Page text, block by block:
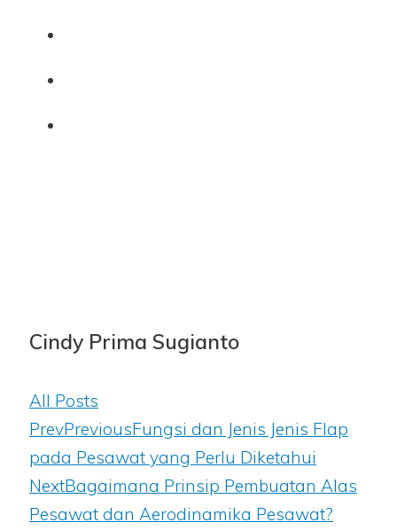
Cindy Prima Sugianto
All Posts
PrevPreviousFungsi dan Jenis Jenis Flap
pada Pesawat yang Perlu Diketahui
NextBagaimana Prinsip Pembuatan Alas
Pesawat dan Aerodinamika Pesawat?